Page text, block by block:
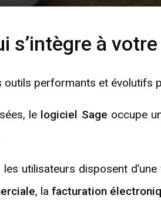
s’intègre à
outils performants et évolutifs
le logiciel Sage occupe
les utilisateurs disposent
, la facturation